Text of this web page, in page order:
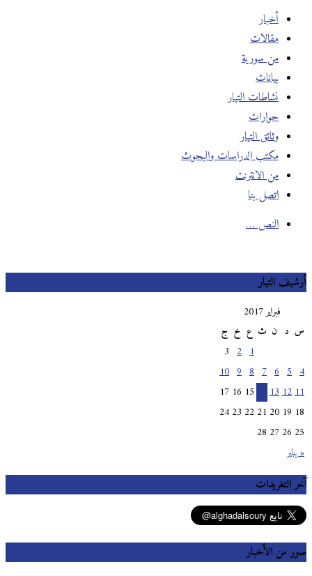
أخبار
مقالات
من سورية
بيانات
نشاطات التيار
حوارات
وثائق التيار
مكتب الدراسات والبحوث
من الانترنت
اتصل بنا
النص …
أرشيف التيار
فبراير 2017
س
ث خ ج
« يناير
10
11
12
13
14
15
16
17
18
19
20
21
22
23
24
25
26
27
28
آخر التغريدات
صور من الأخبار